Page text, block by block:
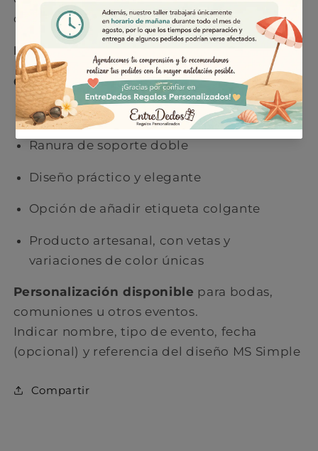
caras para mayor comodidad y estabilidad.
Medidas:
Características:
Bambú lacado, material ecológico
Ranura de soporte doble
Diseño práctico y elegante
Opción de añadir etiqueta colgante
Producto artesanal, con vetas y
variaciones de color únicas
Personalización disponible para bodas,
comuniones u otros eventos.
Indicar nombre, tipo de evento, fecha
(opcional) y referencia del diseño MS Simple
C ompartir